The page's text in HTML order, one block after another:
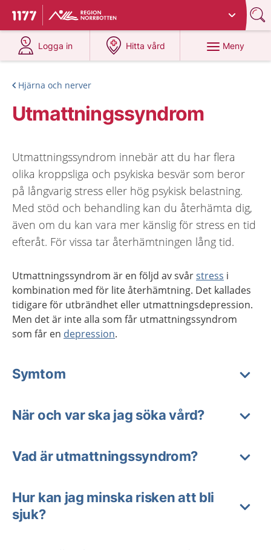
Till startsidan för 1177
Du har valt region
Logga in
på 1177.se
Hitta vård
på 1177.se
Meny
Hjärna och nerver
Utmattningssyndrom
Utmattningssyndrom innebär att du har flera
olika kroppsliga och psykiska besvär som beror
på långvarig stress eller hög psykisk belastning.
Med stöd och behandling kan du återhämta dig,
även om du kan vara mer känslig för stress en tid
efteråt. För vissa tar återhämtningen lång tid.
Utmattningssyndrom är en följd av svårstress i
kombination med för lite återhämtning. Det kallades
tidigare för utbrändhet eller utmattningsdepression.
Men det är inte alla som får utmattningssyndrom
som får en depression.
Symtom
När och var ska jag söka vård?
Vad är utmattningssyndrom?
Hur kan jag minska risken att bli
sjuk?